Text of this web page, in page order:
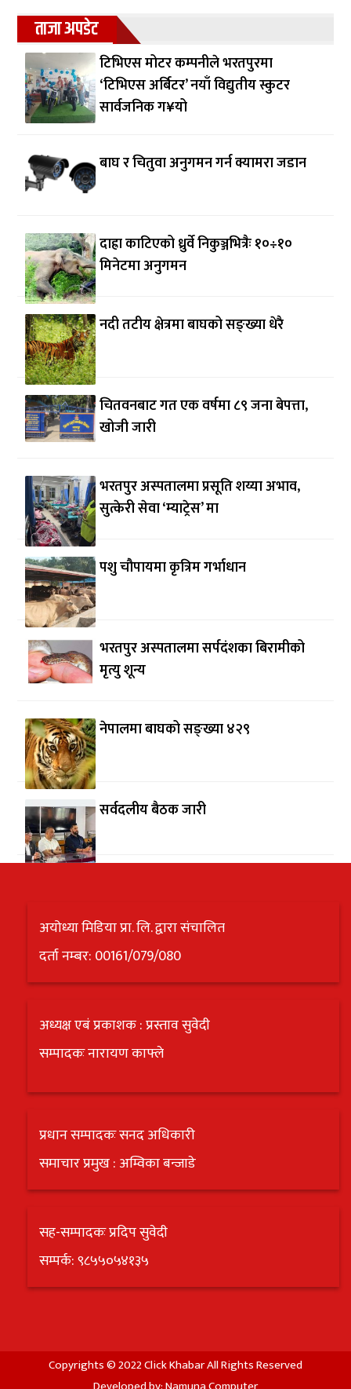
ताजा अपडेट
टिभिएस मोटर कम्पनीले भरतपुरमा
‘टिभिएस अर्बिटर’ नयाँ विद्युतीय स्कुटर
सार्वजनिक ग¥यो
बाघ र चितुवा अनुगमन गर्न क्यामरा जडान
दाह्रा काटिएको ध्रुर्वे निकुञ्जभित्रैः १०÷१०
मिनेटमा अनुगमन
नदी तटीय क्षेत्रमा बाघको सङ्ख्या धेरै
चितवनबाट गत एक वर्षमा ८९ जना बेपत्ता,
खोजी जारी
भरतपुर अस्पतालमा प्रसूति शय्या अभाव,
सुत्केरी सेवा ‘म्याट्रेस’ मा
पशु चौपायमा कृत्रिम गर्भाधान
भरतपुर अस्पतालमा सर्पदंशका बिरामीको
मृत्यु शून्य
नेपालमा बाघको सङ्ख्या ४२९
सर्वदलीय बैठक जारी
अयोध्या मिडिया प्रा. लि. द्वारा संचालित
दर्ता नम्बर: 00161/079/080
अध्यक्ष एबं प्रकाशक : प्रस्ताव सुवेदी
सम्पादकः नारायण काफ्ले
प्रधान सम्पादकः सनद अधिकारी
समाचार प्रमुख : अम्विका बन्जाडे
सह-सम्पादकः प्रदिप सुवेदी
सम्पर्क: ९८५५०५४१३५
Copyrights © 2022 Click Khabar All Rights Reserved